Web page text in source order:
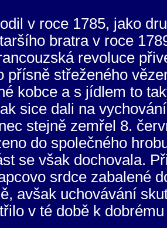
v roce 1785, jako
bratra v roce
revoluce
přísně střeženého
kobce a s jídlem to
sice dali na
stejně zemřel 8.
do společného
se však dochovala.
srdce zabalené
avšak uchovávání
v té době k